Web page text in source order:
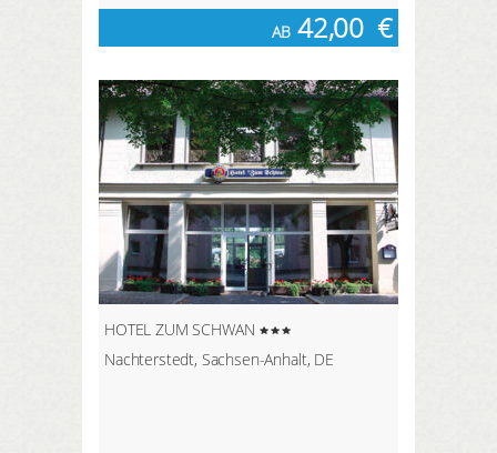
AB 42,00 €
HOTEL ZUM SCHWAN
Nachterstedt, Sachsen-Anhalt, DE